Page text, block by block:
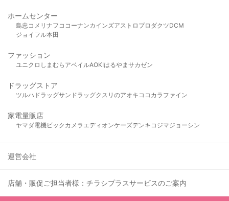
ホームセンター
島忠 コメリ ナフコ コーナンカインズアストロプロダクツDCM
ジョイフル本田
ファッション
ユニクロ しまむら アベイルAOKIはるやま サカゼン
ドラッグストア
ツルハドラッグサンドラッグクスリのアオキ ココカラファイン
家電量販店
ヤマダ電機ビックカメラ エディオンケーズデンキ コジマジョーシン
運営会社
店舗・販促ご担当者様：チラシプラスサービスのご案内